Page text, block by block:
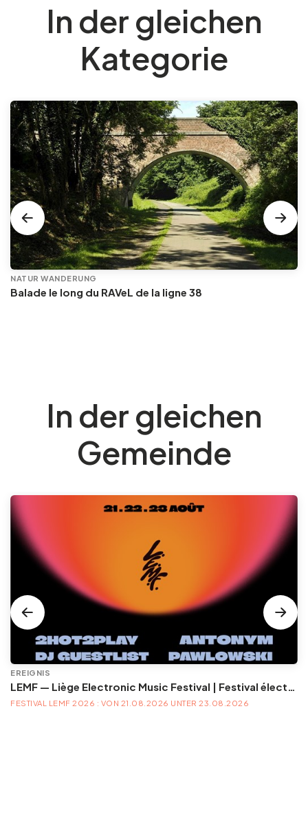
In der gleichen
Kategorie
NATUR WANDERUNG
Balade le long du RAVeL de la ligne 38
In der gleichen
Gemeinde
EREIGNIS
LEMF — Liège Electronic Music Festival | Festival électronique — 21, 22 & 23 août 2026
FESTIVAL LEMF 2026 : VON 21.08.2026 UNTER 23.08.2026